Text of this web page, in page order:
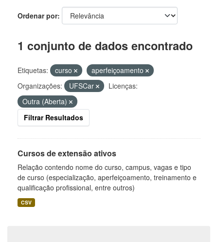
Ordenar por
1 conjunto de dados encontrado
Etiquetas: curso
aperfeiçoamento
Organizações:
UFSCar
Licenças:
Outra (Aberta)
Filtrar Resultados
Cursos de extensão ativos
Relação contendo nome do curso, campus, vagas e tipo
de curso (especialização, aperfeiçoamento, treinamento e
qualificação profissional, entre outros)
CSV